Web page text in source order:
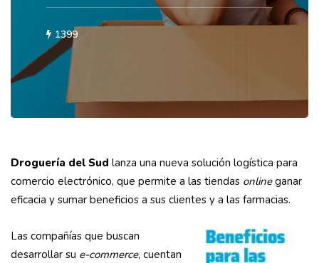
1399
Droguería del Sud lanza una nueva solución logística para
comercio electrónico, que permite a las tiendas onlineganar
eficacia y sumar beneficios a sus clientes y a las farmacias.
Las compañías que buscan
desarrollar su e-commerce, cuentan